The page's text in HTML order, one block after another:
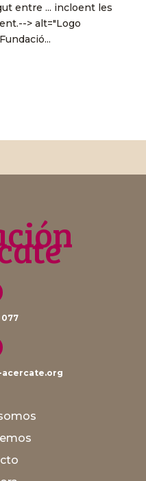
entre ... incloent les
> alt="Logo
077